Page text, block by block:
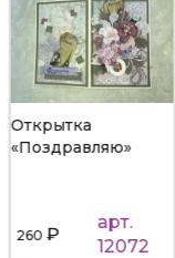
Открытка
«Поздравляю»
260₽
арт.
12072